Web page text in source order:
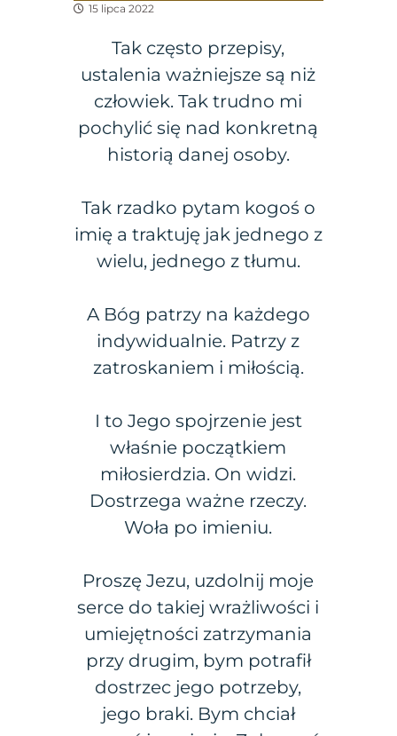
15 lipca 2022
Tak często przepisy,
ustalenia ważniejsze są niż
człowiek. Tak trudno mi
pochylić się nad konkretną
historią danej osoby.
Tak rzadko pytam kogoś o
imię a traktuję jak jednego z
wielu, jednego z tłumu.
A Bóg patrzy na każdego
indywidualnie. Patrzy z
zatroskaniem i miłością.
I to Jego spojrzenie jest
właśnie początkiem
miłosierdzia. On widzi.
Dostrzega ważne rzeczy.
Woła po imieniu.
Proszę Jezu, uzdolnij moje
serce do takiej wrażliwości i
umiejętności zatrzymania
przy drugim, bym potrafił
dostrzec jego potrzeby,
jego braki. Bym chciał